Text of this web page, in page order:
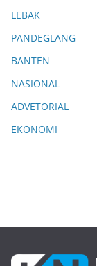
LEBAK
PANDEGLANG
BANTEN
NASIONAL
ADVETORIAL
EKONOMI